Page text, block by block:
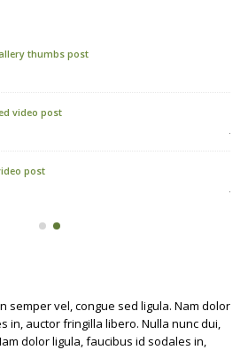
thumbs post
video post
post
semper vel, congue sed ligula. Nam dolor
in, auctor fringilla libero. Nulla nunc dui,
dolor ligula, faucibus id sodales in,